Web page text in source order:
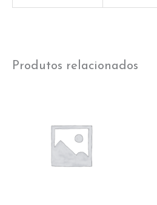
Produtos relacionados